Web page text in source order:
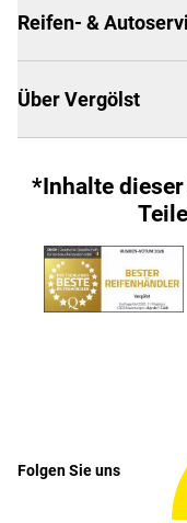
Reifen- &
Über Vergölst
*Inhalte
Folgen Sie uns